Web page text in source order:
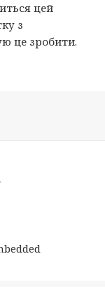
цей
з
це зробити.